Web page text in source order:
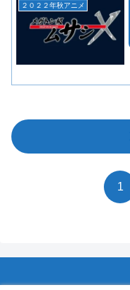
２０２２年秋アニメ
1